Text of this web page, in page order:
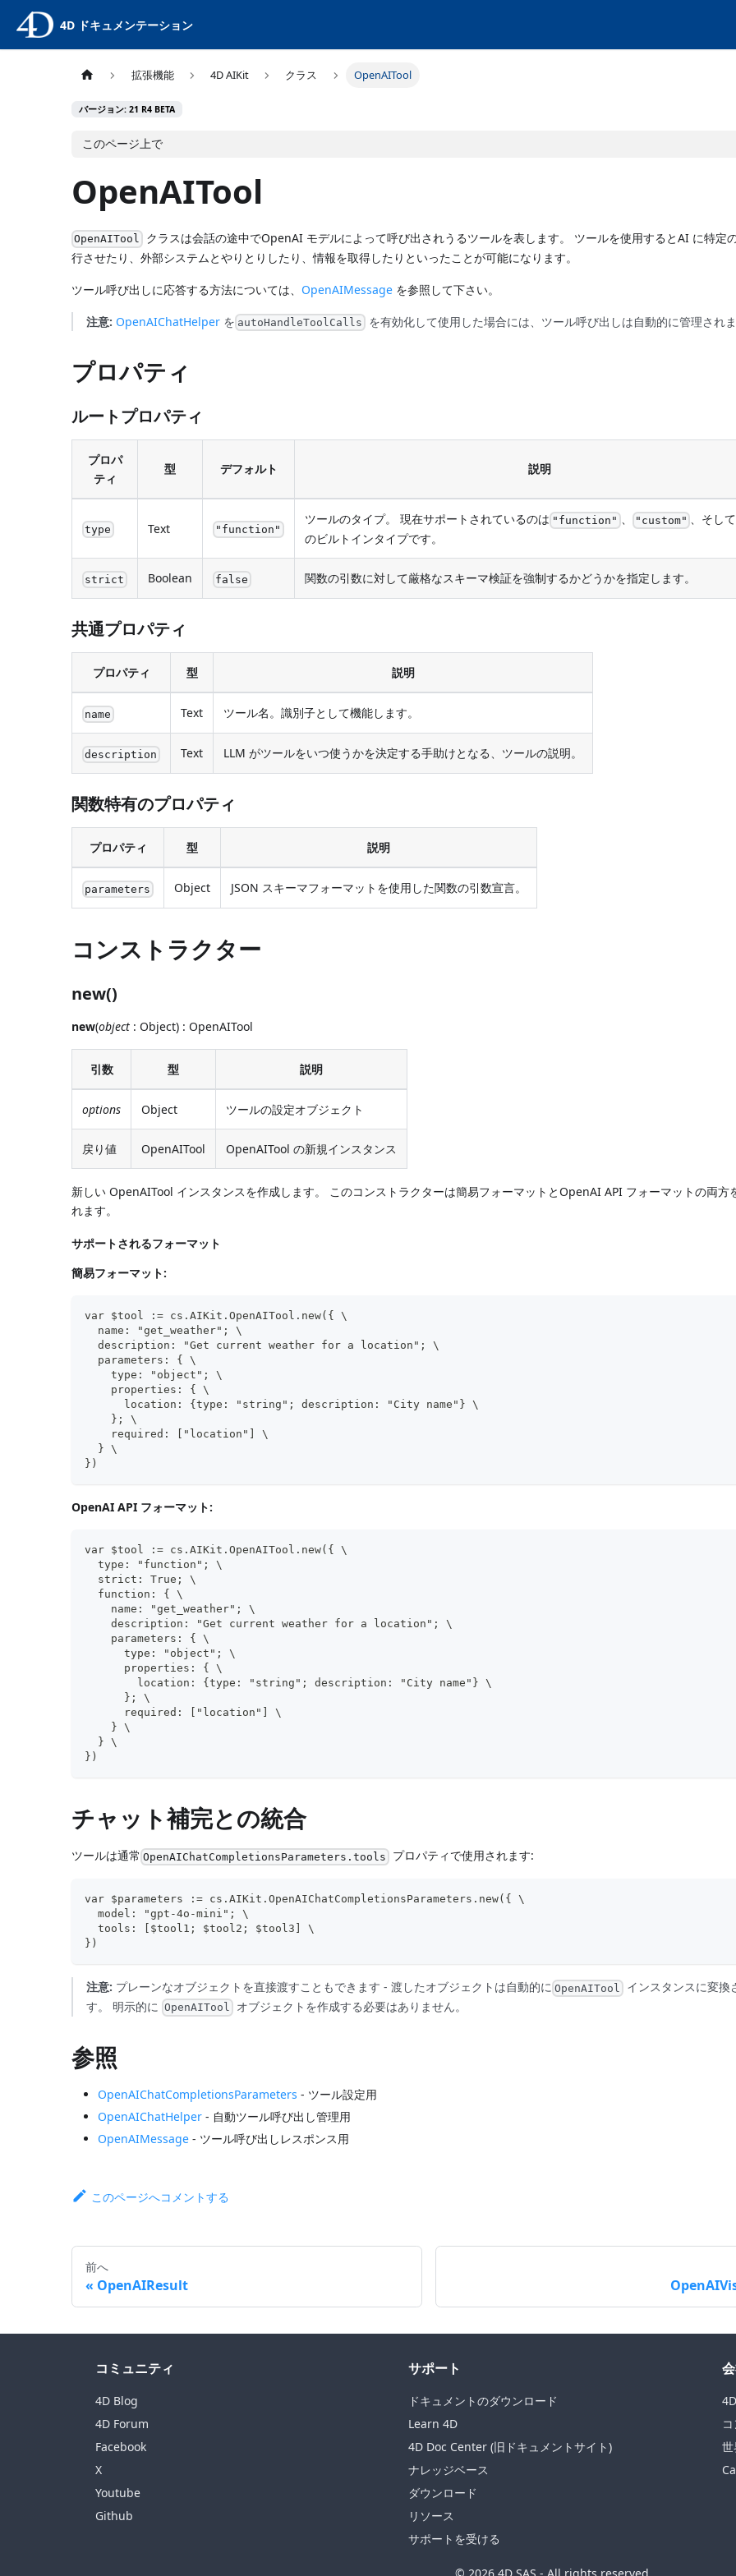
4D ドキュメンテーション
拡張機能 4D AIKit クラス OpenAITool
バージョン: 21 R4 BETA
このページ上で
OpenAITool
OpenAITool クラスは会話の途中でOpenAI モデルによって呼び出されうるツールを表します。 ツールを使用するとAI に特定
行させたり、外部システムとやりとりしたり、情報を取得したりといったことが可能になります。
ツール呼び出しに応答する方法については、 OpenAIMessage を参照して下さい。
注意: OpenAIChatHelper を autoHandleToolCalls を有効化して使用した場合には、ツール呼び出しは自動的に管理され
プロパティ
ルートプロパティ
プロパ
ティ
型 デフォルト 説明
type Text "function"
ツールのタイプ。 現在サポートされているのは "function" 、 "custom" 、そし
のビルトインタイプです。
strict Boolean false 関数の引数に対して厳格なスキーマ検証を強制するかどうかを指定します。
共通プロパティ
プロパティ 型 説明
name Text ツール名。識別子として機能します。
description Text LLM がツールをいつ使うかを決定する手助けとなる、ツールの説明。
関数特有のプロパティ
プロパティ 型 説明
parameters Object JSON スキーマフォーマットを使用した関数の引数宣言。
コンストラクター
new()
new(object : Object) : OpenAITool
引数 型 説明
options Object ツールの設定オブジェクト
戻り値 OpenAITool OpenAITool の新規インスタンス
新しい OpenAITool インスタンスを作成します。 このコンストラクターは簡易フォーマットとOpenAI API フォーマットの両方
れます。
サポートされるフォーマット
簡易フォーマット:
var $tool := cs.AIKit.OpenAITool.new({ \
  name: "get_weather"; \
  description: "Get current weather for a location"; \
  parameters: { \
    type: "object"; \
    properties: { \
      location: {type: "string"; description: "City name"} \
    }; \
    required: ["location"] \
  } \
})
OpenAI API フォーマット:
var $tool := cs.AIKit.OpenAITool.new({ \
  type: "function"; \
  strict: True; \
  function: { \
    name: "get_weather"; \
    description: "Get current weather for a location"; \
    parameters: { \
      type: "object"; \
      properties: { \
        location: {type: "string"; description: "City name"} \
      }; \
      required: ["location"] \
    } \
  } \
})
チャット補完との統合
ツールは通常 OpenAIChatCompletionsParameters.tools プロパティで使用されます:
var $parameters := cs.AIKit.OpenAIChatCompletionsParameters.new({ \
  model: "gpt-4o-mini"; \
  tools: [$tool1; $tool2; $tool3] \
})
注意: プレーンなオブジェクトを直接渡すこともできます - 渡したオブジェクトは自動的に OpenAITool インスタンスに変換
す。 明示的に OpenAITool オブジェクトを作成する必要はありません。
参照
OpenAIChatCompletionsParameters - ツール設定用
OpenAIChatHelper - 自動ツール呼び出し管理用
OpenAIMessage - ツール呼び出しレスポンス用
このページへコメントする
前へ
OpenAIResult
コミュニティ
4D Blog
4D Forum
Facebook
X
Youtube
Github
サポート
ドキュメントのダウンロード
Learn 4D
4D Doc Center (旧ドキュメントサイト)
ナレッジベース
ダウンロード
リソース
サポートを受ける